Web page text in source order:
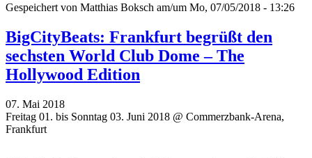
Gespeichert von Matthias Boksch am/um Mo, 07/05/2018 - 13:26
BigCityBeats: Frankfurt begrüßt den
sechsten World Club Dome – The
Hollywood Edition
07. Mai 2018
Freitag 01. bis Sonntag 03. Juni 2018 @ Commerzbank-Arena,
Frankfurt